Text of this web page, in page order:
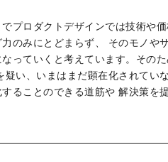
でプロダクトデザインでは技術や
力のみにとどまらず、 そのモノや
っていくと考えています。その
疑い、いまはまだ顕在化されてい
ることのできる道筋や 解決策を